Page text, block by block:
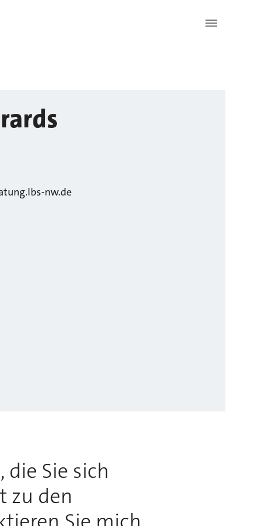
nw.de
Sie sich
zu den